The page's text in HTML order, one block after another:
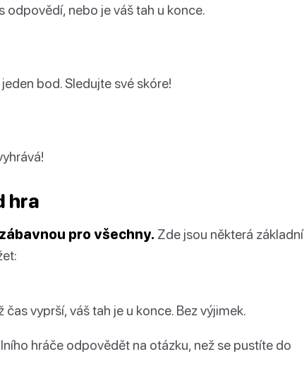
nebo je váš tah u konce.
bod. Sledujte své skóre!
hra
pro všechny. Zde jsou některá základní
čas vyprší, váš tah je u konce. Bez výjimek.
hráče odpovědět na otázku, než se pustíte do